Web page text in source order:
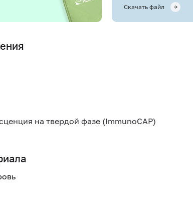
Скачать файл
на твердой фазе (ImmunoCAP)